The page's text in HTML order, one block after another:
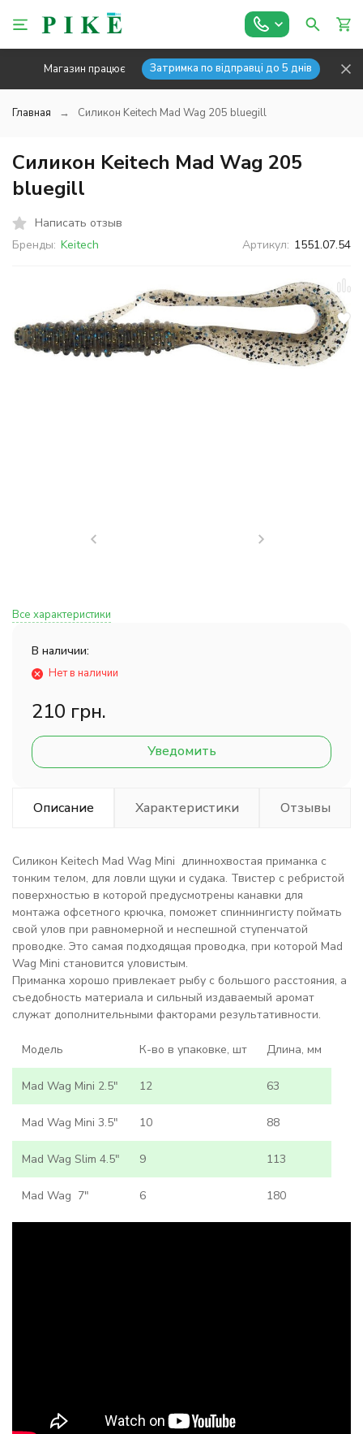
Магазин працює Затримка по відправці до 5 днів
Главная Силикон Keitech Mad Wag 205 bluegill
Силикон Keitech Mad Wag 205
bluegill
Написать отзыв
Бренды: Keitech Артикул: 1551.07.54
Все характеристики
В наличии:
Нет в наличии
210 грн.
Уведомить
Описание Характеристики Отзывы
Силикон Keitech Mad Wag Mini длиннохвостая приманка с
тонким телом, для ловли щуки и судака. Твистер с ребристой
поверхностью в которой предусмотрены канавки для
монтажа офсетного крючка, поможет спиннингисту поймать
свой улов при равномерной и неспешной ступенчатой
проводке. Это самая подходящая проводка, при которой Mad
Wag Mini становится уловистым.
Приманка хорошо привлекает рыбу с большого расстояния, а
съедобность материала и сильный издаваемый аромат
служат дополнительными факторами результативности.
Модель К-во в упаковке, шт Длина, мм
Mad Wag Mini 2.5" 12 63
Mad Wag Mini 3.5" 10 88
Mad Wag Slim 4.5" 9 113
Mad Wag 7" 6 180